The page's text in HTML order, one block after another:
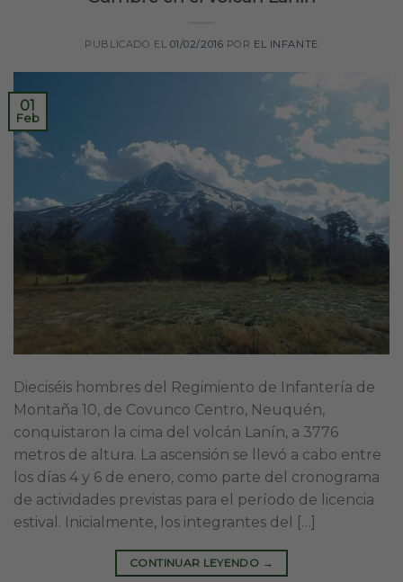
PUBLICADO EL 01/02/2016 POR EL INFANTE
01
Feb
Dieciséis hombres del Regimiento de Infantería de
Montaña 10, de Covunco Centro, Neuquén,
conquistaron la cima del volcán Lanín, a 3776
metros de altura. La ascensión se llevó a cabo entre
los días 4 y 6 de enero, como parte del cronograma
de actividades previstas para el período de licencia
estival. Inicialmente, los integrantes del […]
CONTINUAR LEYENDO →